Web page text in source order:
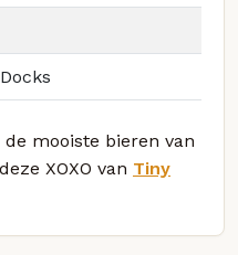
mooiste bieren van
XOXO van Tiny